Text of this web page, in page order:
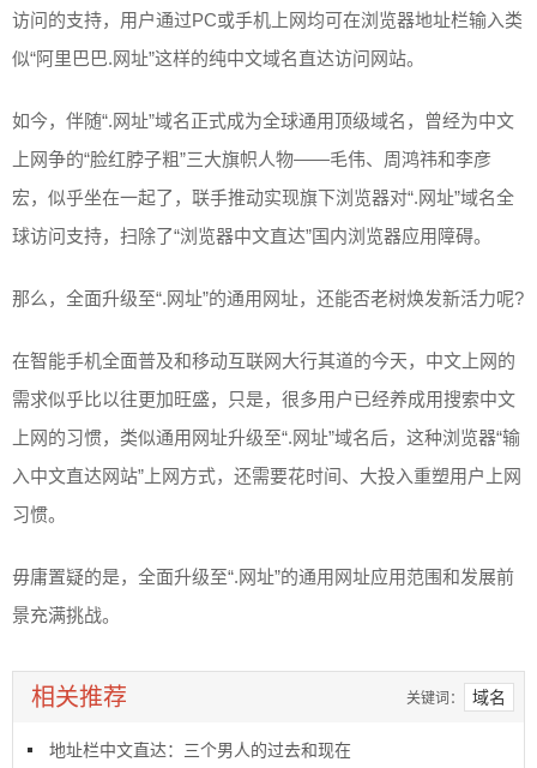
访问的支持，用户通过PC或手机上网均可在浏览器地址栏输入类
似“阿里巴巴.网址”这样的纯中文域名直达访问网站。
如今，伴随“.网址”域名正式成为全球通用顶级域名，曾经为中文
上网争的“脸红脖子粗”三大旗帜人物——毛伟、周鸿祎和李彦
宏，似乎坐在一起了，联手推动实现旗下浏览器对“.网址”域名全
球访问支持，扫除了“浏览器中文直达”国内浏览器应用障碍。
那么，全面升级至“.网址”的通用网址，还能否老树焕发新活力呢?
在智能手机全面普及和移动互联网大行其道的今天，中文上网的
需求似乎比以往更加旺盛，只是，很多用户已经养成用搜索中文
上网的习惯，类似通用网址升级至“.网址”域名后，这种浏览器“输
入中文直达网站”上网方式，还需要花时间、大投入重塑用户上网
习惯。
毋庸置疑的是，全面升级至“.网址”的通用网址应用范围和发展前
景充满挑战。
相关推荐 关键词： 域名
地址栏中文直达：三个男人的过去和现在